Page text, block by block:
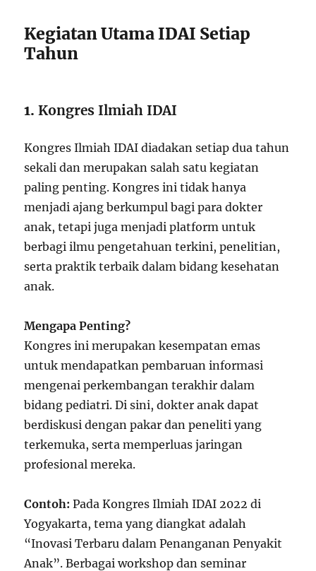
Kegiatan Utama IDAI Setiap
Tahun
1.Kongres Ilmiah IDAI
Kongres Ilmiah IDAI diadakan setiap dua tahun
sekali dan merupakan salah satu kegiatan
paling penting. Kongres ini tidak hanya
menjadi ajang berkumpul bagi para dokter
anak, tetapi juga menjadi platform untuk
berbagi ilmu pengetahuan terkini, penelitian,
serta praktik terbaik dalam bidang kesehatan
anak.
Mengapa Penting?
Kongres ini merupakan kesempatan emas
untuk mendapatkan pembaruan informasi
mengenai perkembangan terakhir dalam
bidang pediatri. Di sini, dokter anak dapat
berdiskusi dengan pakar dan peneliti yang
terkemuka, serta memperluas jaringan
profesional mereka.
Contoh: Pada Kongres Ilmiah IDAI 2022 di
Yogyakarta, tema yang diangkat adalah
“Inovasi Terbaru dalam Penanganan Penyakit
Anak”. Berbagai workshop dan seminar